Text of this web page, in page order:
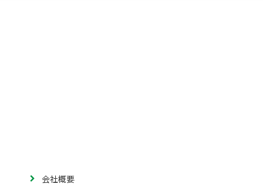
会社概要